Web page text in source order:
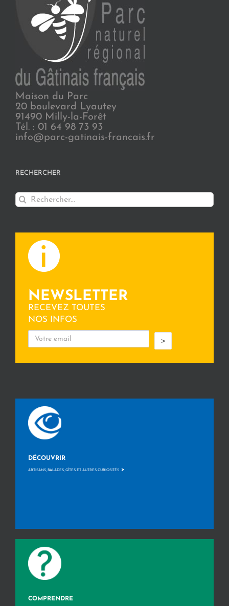
Maison du Parc
20 boulevard Lyautey
91490 Milly-la-Forêt
Tél. : 01 64 98 73 93
info@parc-gatinais-francais.fr
RECHERCHER
Rechercher:
NEWSLETTER
RECEVEZ TOUTES
NOS INFOS
>
DÉCOUVRIR
ARTISANS, BALADES, GÎTES ET AUTRES CURIOSITÉS >
COMPRENDRE